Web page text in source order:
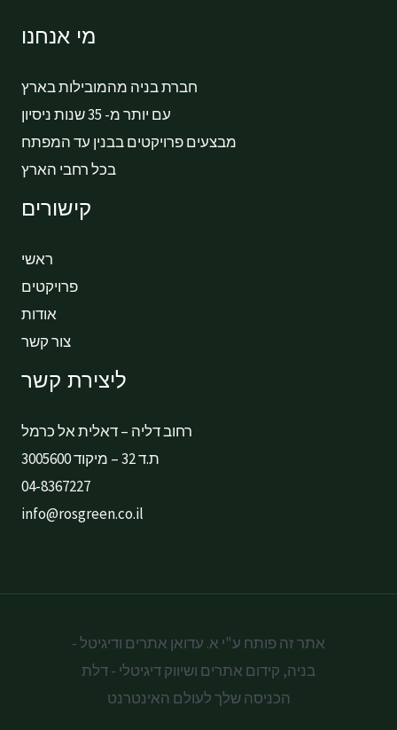
מי אנחנו
חברת בניה מהמובילות בארץ
עם יותר מ- 35 שנות ניסיון
מבצעים פרויקטים בבנין עד המפתח
בכל רחבי הארץ
קישורים
ראשי
פרויקטים
אודות
צור קשר
ליצירת קשר
רחוב דליה – דאלית אל כרמל
ת.ד 32 – מיקוד 3005600
04-8367227
info@rosgreen.co.il
אתר זה פותח ע"י א. עדואן אתרים ודיגיטל -
בניה, קידום אתרים ושיווק דיגיטלי -דלת
הכניסה שלך לעולם האינטרנט